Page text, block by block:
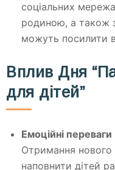
соціальних
родиною, а також
можуть посилити
Вплив Дня
для дітей”
Емоційні переваги
Отримання
наповнити дітей